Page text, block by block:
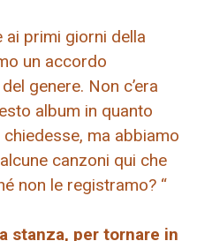
ai primi giorni della
un accordo
genere. Non c’era
album in quanto
chiedesse, ma abbiamo
canzoni qui che
non le registramo? “
stanza, per tornare in